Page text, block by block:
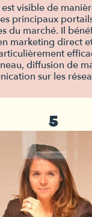
visible de
principaux
du marché. Il
marketing direct
diffusion de
sur les
5